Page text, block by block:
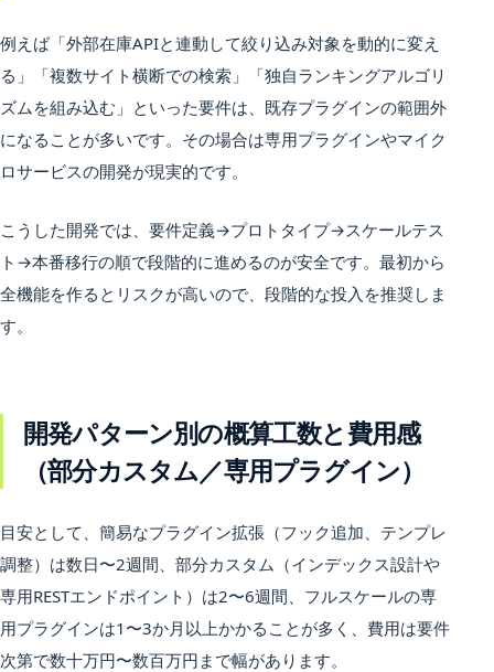
例えば「外部在庫APIと連動して絞り込み対象を動的に変え
る」「複数サイト横断での検索」「独自ランキングアルゴリ
ズムを組み込む」といった要件は、既存プラグインの範囲外
になることが多いです。その場合は専用プラグインやマイク
ロサービスの開発が現実的です。
こうした開発では、要件定義→プロトタイプ→スケールテス
ト→本番移行の順で段階的に進めるのが安全です。最初から
全機能を作るとリスクが高いので、段階的な投入を推奨しま
す。
開発パターン別の概算工数と費用感
（部分カスタム／専用プラグイン）
目安として、簡易なプラグイン拡張（フック追加、テンプレ
調整）は数日〜2週間、部分カスタム（インデックス設計や
専用RESTエンドポイント）は2〜6週間、フルスケールの専
用プラグインは1〜3か月以上かかることが多く、費用は要件
次第で数十万円〜数百万円まで幅があります。